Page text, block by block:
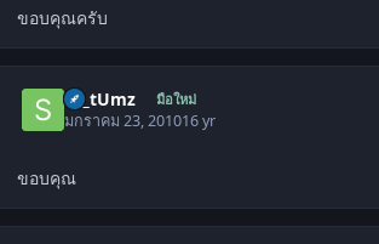
ขอบคุณครับ
sa_tUmz มือใหม่
มกราคม 23, 201016 yr
ขอบคุณ